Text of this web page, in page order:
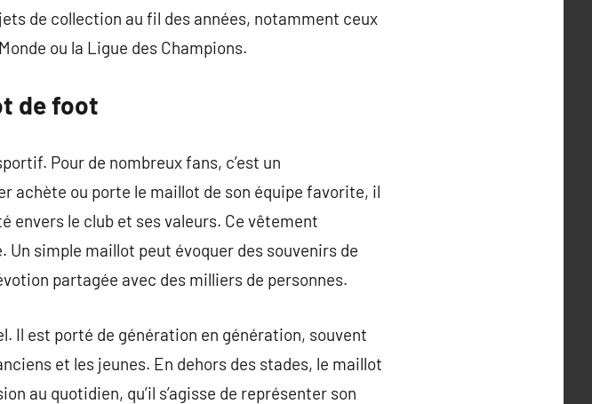
de collection au fil des années, notamment ceux
ou la Ligue des Champions.
de foot
Pour de nombreux fans, c’est un
achète ou porte le maillot de son équipe favorite, il
envers le club et ses valeurs. Ce vêtement
simple maillot peut évoquer des souvenirs de
partagée avec des milliers de personnes.
Il est porté de génération en génération, souvent
et les jeunes. En dehors des stades, le maillot
au quotidien, qu’il s’agisse de représenter son